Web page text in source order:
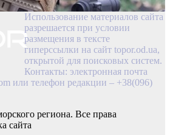
Использование материалов сайта
разрешается при условии
размещения в тексте
гиперссылки на сайт topor.od.ua,
открытой для поисковых систем.
Контакты: электронная почта
или телефон редакции – +38(096)
региона. Все права
сайта